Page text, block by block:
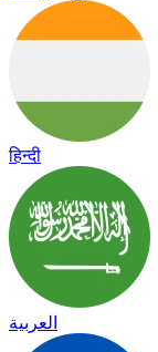
हिन्दी
العربية